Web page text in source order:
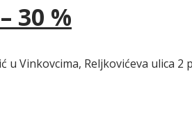
30 %
u Vinkovcima, Reljkovićeva ulica